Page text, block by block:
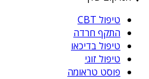
טיפול CBT
התקף חרדה
טיפול בדיכאו
טיפול זוגי
פוסט טראומה